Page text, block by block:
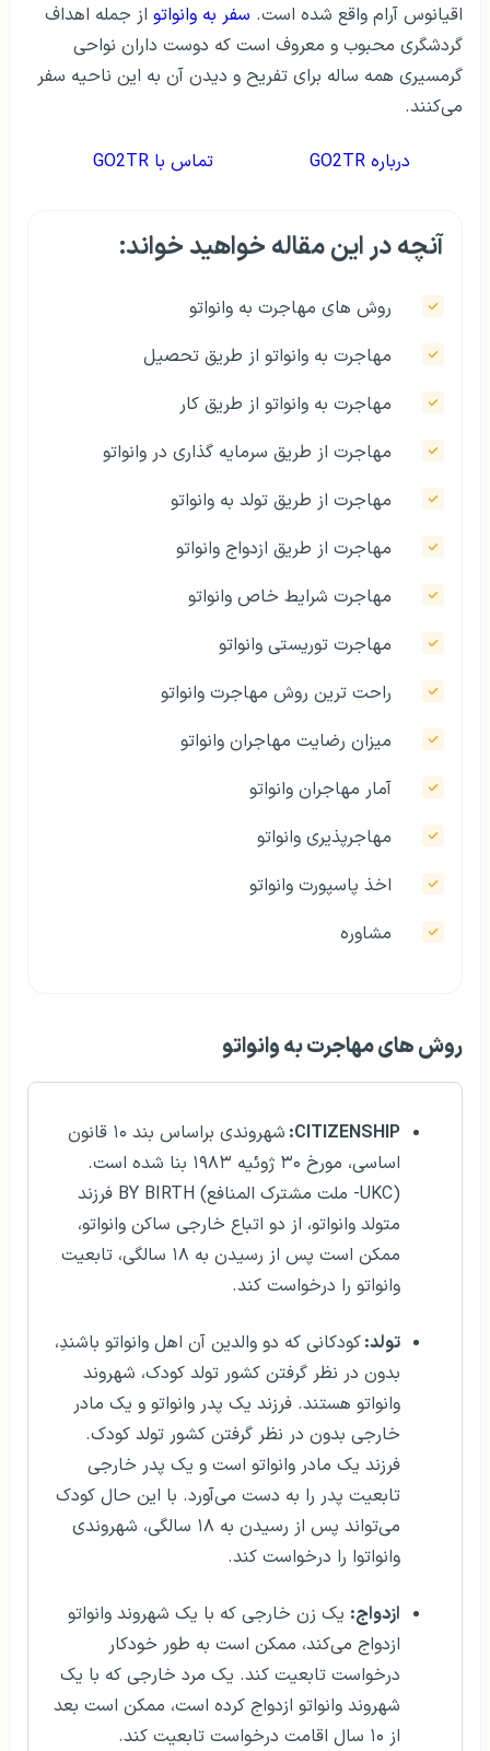
اقیانوس آرام واقع شده است. سفر به وانواتو از جمله اهداف
گردشگری محبوب و معروف است که دوست داران نواحی
گرمسیری همه ساله برای تفریح و دیدن آن به این ناحیه سفر
می‌کنند.
درباره GO2TR تماس با GO2TR
آنچه در این مقاله خواهید خواند:
روش‌ های مهاجرت به وانواتو
مهاجرت به وانواتو از طریق تحصیل
مهاجرت به وانواتو از طریق کار
مهاجرت از طریق سرمایه گذاری در وانواتو
مهاجرت از طریق تولد به وانواتو
مهاجرت از طریق ازدواج وانواتو
مهاجرت شرایط خاص وانواتو
مهاجرت توریستی وانواتو
راحت‌ ترین روش مهاجرت وانواتو
میزان رضایت مهاجران وانواتو
آمار مهاجران وانواتو
مهاجرپذیری وانواتو
اخذ پاسپورت وانواتو
مشاوره
روش‌ های مهاجرت به وانواتو
CITIZENSHIP:
شهروندی براساس بند ۱۰ قانون
اساسی، مورخ ۳۰ ژوئیه ۱۹۸۳ بنا شده است.
(UKC- ملت مشترک المنافع) BY BIRTH فرزند
متولد وانواتو، از دو اتباع خارجی ساکن وانواتو،
ممکن است پس از رسیدن به ۱۸ سالگی، تابعیت
وانواتو را درخواست کند.
تولد:کودکانی که دو والدین آن‌ اهل وانواتو باشندِ،
بدون در نظر گرفتن کشور تولد کودک، شهروند
وانواتو هستند. فرزند یک پدر وانواتو و یک مادر
خارجی بدون در نظر گرفتن کشور تولد کودک.
فرزند یک مادر وانواتو است و یک پدر خارجی
تابعیت پدر را به دست می‌آورد. با این حال کودک
می‌تواند پس از رسیدن به ۱۸ سالگی، شهروندی
وانواتوا را درخواست کند.
ازدواج: یک زن خارجی که با یک شهروند وانواتو
ازدواج می‌کند، ممکن است به طور خودکار
درخواست تابعیت کند. یک مرد خارجی که با یک
شهروند وانواتو ازدواج کرده است، ممکن است بعد
از ۱۰ سال اقامت درخواست تابعیت کند.